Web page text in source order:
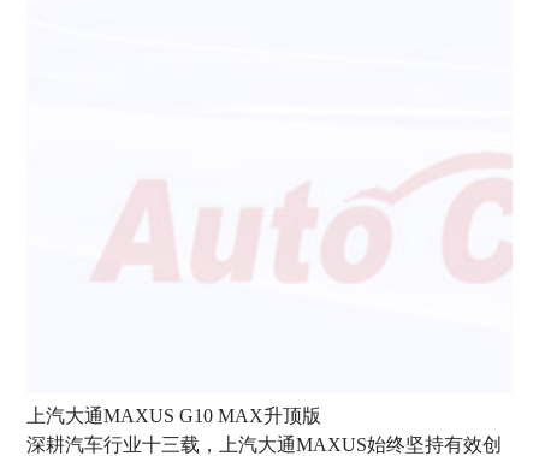
上汽大通MAXUS G10 MAX升顶版
深耕汽车行业十三载，上汽大通MAXUS始终坚持有效创